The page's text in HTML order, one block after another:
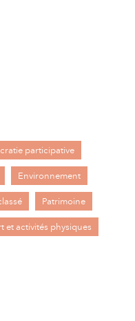
participative
Environnement
Patrimoine
et activités physiques